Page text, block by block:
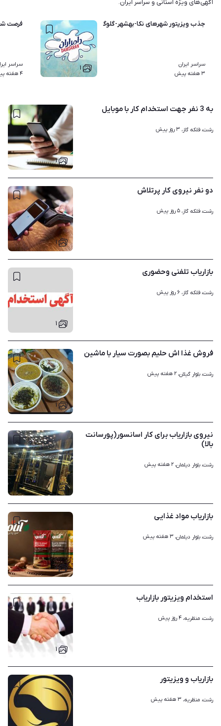
آگهی‌های ویژه استانی و سراسر ایران.
۱
جذب ویزیتور شهرهای نکا-بهشهر-گلوگاه-نوکنده-بندرگز-کردکوی
سراسر ایران
۳ هفته پیش
فرصت
سراسر
۴ هفته پیش
۱
به 3 نفر جهت استخدام کار با موبایل
رشت، فلکه گاز، ۳ روز پیش
۱
دو نفر نیروی کار پرتلاش
رشت، فلکه گاز، ۵ روز پیش
۱
بازاریاب تلفنی وحضوری
رشت، فلکه گاز، ۶ روز پیش
۱
فروش غذا اش حلیم بصورت سیار با ماشین
رشت، بلوار گیلان، ۲ هفته پیش
۱
نیروی بازاریاب برای کار اسانسور(پورسانت
بالا)
رشت، بلوار دیلمان، ۲ هفته پیش
۱
بازاریاب مواد غذایی
رشت، بلوار دیلمان، ۳ هفته پیش
۱
استخدام ویزیتور بازاریاب
رشت، منظریه، ۴ روز پیش
بازاریاب و ویزیتور
رشت، منظریه، ۳ هفته پیش